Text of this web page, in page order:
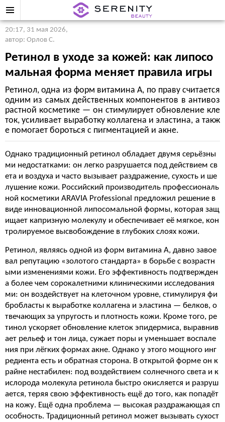
20:17, 31 мая 2026,
автор: Орлов С.
Ретинол в уходе за кожей: как липосо
мальная форма меняет правила игры
Ретинол, одна из форм витамина А, по праву считается
одним из самых действенных компонентов в антивоз
растной косметике — он стимулирует обновление кле
ток, усиливает выработку коллагена и эластина, а такж
е помогает бороться с пигментацией и акне.
Однако традиционный ретинол обладает двумя серьёзны
ми недостатками: он легко разрушается под действием св
ета и воздуха и часто вызывает раздражение, сухость и ше
лушение кожи. Российский производитель профессиональ
ной косметики ARAVIA Professional предложил решение в
виде инновационной липосомальной формы, которая защ
ищает капризную молекулу и обеспечивает её мягкое, кон
тролируемое высвобождение в глубоких слоях кожи.
Ретинол, являясь одной из форм витамина А, давно завое
вал репутацию «золотого стандарта» в борьбе с возрастн
ыми изменениями кожи. Его эффективность подтвержден
а более чем сорокалетними клиническими исследования
ми: он воздействует на клеточном уровне, стимулируя фи
бробласты к выработке коллагена и эластина — белков, о
твечающих за упругость и плотность кожи. Кроме того, ре
тинол ускоряет обновление клеток эпидермиса, выравнив
ает рельеф и тон лица, сужает поры и уменьшает воспале
ния при лёгких формах акне. Однако у этого мощного инг
редиента есть и обратная сторона. В открытой форме он к
райне нестабилен: под воздействием солнечного света и к
ислорода молекула ретинола быстро окисляется и разруш
ается, теряя свою эффективность ещё до того, как попадёт
на кожу. Ещё одна проблема — высокая раздражающая сп
особность. Традиционный ретинол может вызывать сухост